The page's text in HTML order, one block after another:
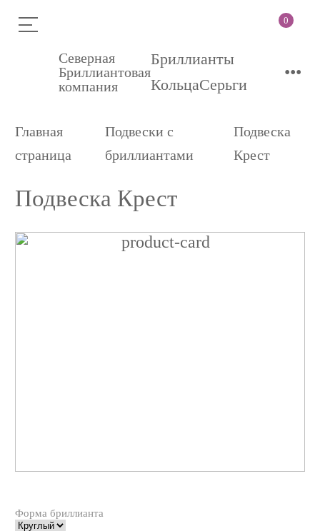
0
Северная
Бриллиантовая
компания
Бриллианты
КольцаСерьги
•••
Главная
страница
Подвески с
бриллиантами
Подвеска
Крест
Подвеска Крест
Подвеска
Форма бриллианта